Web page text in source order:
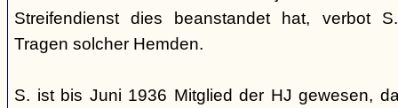
Streifendienst dies beanstandet hat, verbot
Tragen solcher Hemden.
S. ist bis Juni 1936 Mitglied der HJ gewesen,